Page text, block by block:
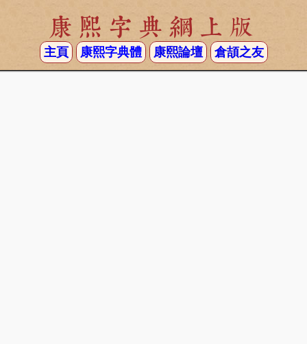
康熙字典網上版
主頁 康熙字典體 康熙論壇 倉頡之友